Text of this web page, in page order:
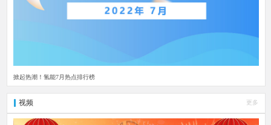
掀起热潮！氢能7月热点排行榜
视频 更多